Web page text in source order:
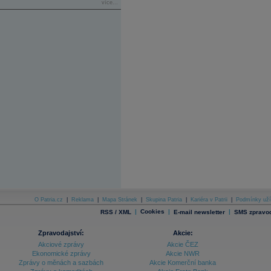
více...
O Patria.cz Reklama Mapa Stránek Skupina Patria Kariéra v Patrii Podmínky
RSS / XML | Cookies | E-mail newsletter | SMS
Zpravodajství:
Akciové zprávy
Ekonomické zprávy
Zprávy o měnách a sazbách
Akcie:
Akcie ČEZ
Akcie NWR
Akcie Komerční banka